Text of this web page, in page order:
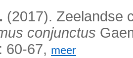
(2017). Zeelandse
conjunctus
: 60-67, meer